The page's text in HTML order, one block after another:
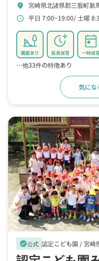
location_on 宮崎県北諸県郡三股町新
schedule 平日 7:00~19:00 土曜
園庭あり 延長保育 一時保
…他33件の特徴あり
気にな
verified公式 認定こども園 /宮崎